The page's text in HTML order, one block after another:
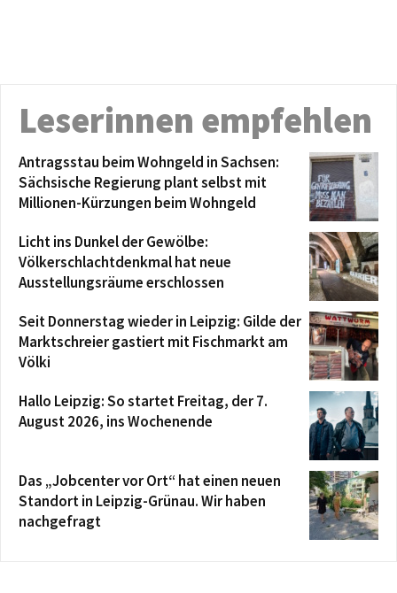
Leserinnen empfehlen
Antragsstau beim Wohngeld in Sachsen:
Sächsische Regierung plant selbst mit
Millionen-Kürzungen beim Wohngeld
Licht ins Dunkel der Gewölbe:
Völkerschlachtdenkmal hat neue
Ausstellungsräume erschlossen
Seit Donnerstag wieder in Leipzig: Gilde der
Marktschreier gastiert mit Fischmarkt am
Völki
Hallo Leipzig: So startet Freitag, der 7.
August 2026, ins Wochenende
Das „Jobcenter vor Ort“ hat einen neuen
Standort in Leipzig-Grünau. Wir haben
nachgefragt